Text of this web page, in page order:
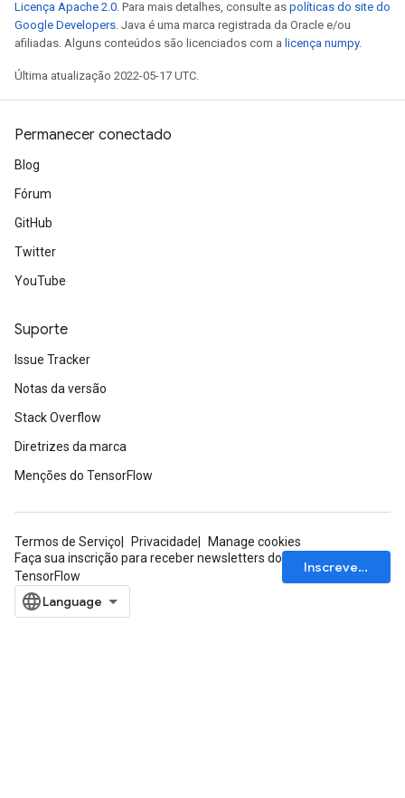
Licença Apache 2.0. Para mais detalhes, consulte as políticas do site do
Google Developers. Java é uma marca registrada da Oracle e/ou
afiliadas. Alguns conteúdos são licenciados com a licença numpy.
Última atualização 2022-05-17 UTC.
Permanecer conectado
Blog
Fórum
GitHub
Twitter
YouTube
Suporte
Issue Tracker
Notas da versão
Stack Overflow
Diretrizes da marca
Menções do TensorFlow
Termos de Serviço Privacidade
Manage cookies
Faça sua inscrição para receber newsletters do
TensorFlow
Inscrever-se